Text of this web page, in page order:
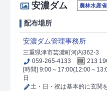
安濃ダム 農林水産省
配布場所
安濃ダム管理事務所
三重県津市芸濃町河内362-3
059-265-4133
213
[時間] 9:00～17:00(12:00～
日
土・日・祝は基本的に玄関